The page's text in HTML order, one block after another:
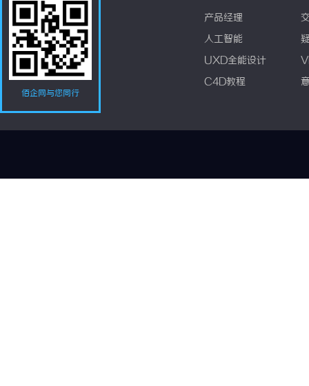
佰企网与您同行
产品经理
人工智能
UXD全能设计
C4D教程